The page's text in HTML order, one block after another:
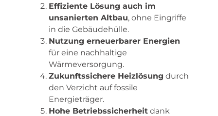
Effiziente Lösung auch im
unsanierten Altbau, ohne Eingriffe
in die Gebäudehülle.
Nutzung erneuerbarer Energien
für eine nachhaltige
Wärmeversorgung.
Zukunftssichere Heizlösung durch
den Verzicht auf fossile
Energieträger.
Hohe Betriebssicherheit dank